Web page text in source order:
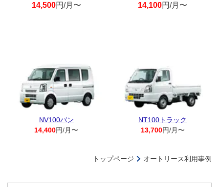
14,500円/月〜 14,100円/月〜
NV100バン
14,400円/月〜
NT100トラック
13,700円/月〜
トップページ オートリース利用事例